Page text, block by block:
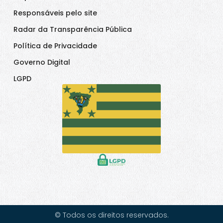
Responsáveis pelo site
Radar da Transparência Pública
Política de Privacidade
Governo Digital
LGPD
© Todos os direitos reservados.